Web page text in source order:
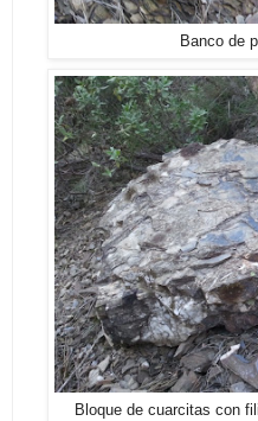
Banco de
Bloque de cuarcitas con